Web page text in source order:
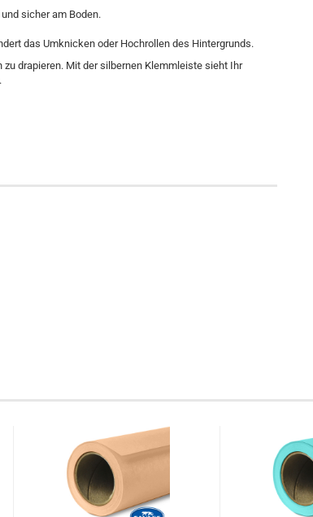
sicher am Boden.
das Umknicken oder Hochrollen des Hintergrunds.
drapieren. Mit der silbernen Klemmleiste sieht Ihr